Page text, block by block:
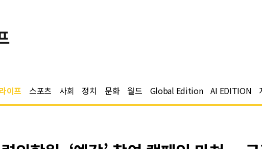
라이프 스포츠 사회 정치 문화 월드 Global Edition AI EDITION